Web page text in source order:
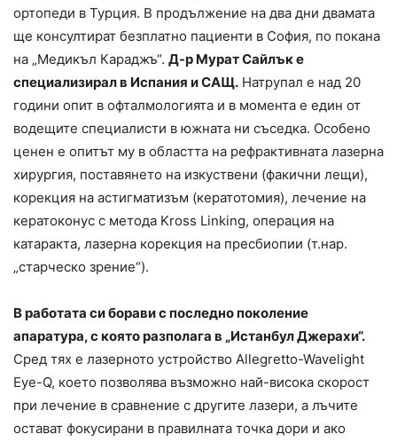
ортопеди в Турция. В продължение на два дни двамата
ще консултират безплатно пациенти в София, по покана
на „Медикъл Караджъ“. Д-р Мурат Сайлък е
специализирал в Испания и САЩ. Натрупал е над 20
години опит в офталмологията и в момента е един от
водещите специалисти в южната ни съседка. Особено
ценен е опитът му в областта на рефрактивната лазерна
хирургия, поставянето на изкуствени (факични лещи),
корекция на астигматизъм (кератотомия), лечение на
кератоконус с метода Kross Linking, операция на
катаракта, лазерна корекция на пресбиопии (т.нар.
„старческо зрение“).
В работата си борави с последно поколение
апаратура, с която разполага в „Истанбул Джерахи“.
Сред тях е лазерното устройство Allegretto-Wavelight
Eye-Q, което позволява възможно най-висока скорост
при лечение в сравнение с другите лазери, а лъчите
остават фокусирани в правилната точка дори и ако